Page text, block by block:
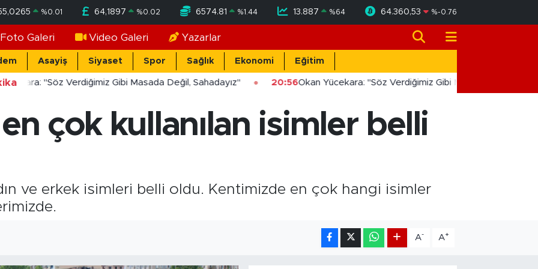
%0.01 64,1897 %0.02 6574.81 %1.44 13.887 %64 64.360,53 %-0.76
Foto Galeri Video Galeri Yazarlar
Asayiş Siyaset Spor Sağlık Ekonomi Eğitim
"Söz Verdiğimiz Gibi Masada Değil, Sahadayız" 20:56Okan Yücekara: "Söz Verdiğimiz Gibi Masada Değil,
çok kullanılan isimler belli
ve erkek isimleri belli oldu. Kentimizde en çok hangi isimler
A- A+